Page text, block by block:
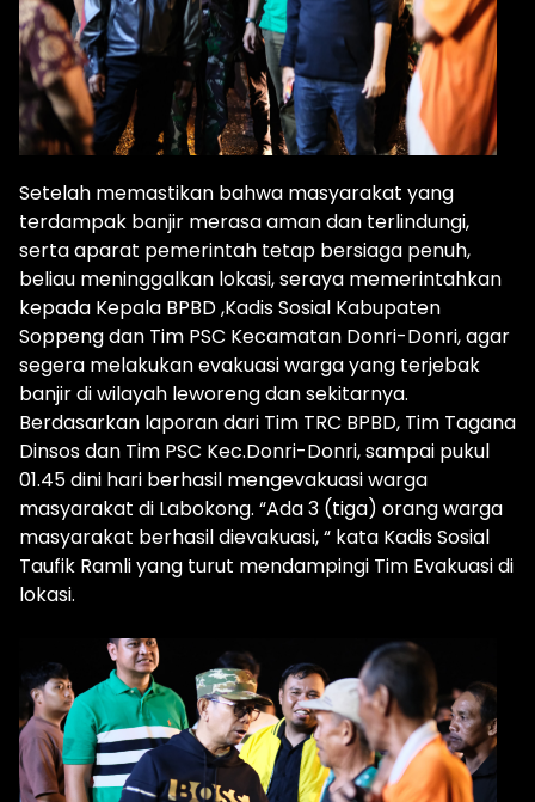
Setelah memastikan bahwa masyarakat yang
terdampak banjir merasa aman dan terlindungi,
serta aparat pemerintah tetap bersiaga penuh,
beliau meninggalkan lokasi, seraya memerintahkan
kepada Kepala BPBD ,Kadis Sosial Kabupaten
Soppeng dan Tim PSC Kecamatan Donri-Donri, agar
segera melakukan evakuasi warga yang terjebak
banjir di wilayah leworeng dan sekitarnya.
Berdasarkan laporan dari Tim TRC BPBD, Tim Tagana
Dinsos dan Tim PSC Kec.Donri-Donri, sampai pukul
01.45 dini hari berhasil mengevakuasi warga
masyarakat di Labokong. “Ada 3 (tiga) orang warga
masyarakat berhasil dievakuasi, “ kata Kadis Sosial
Taufik Ramli yang turut mendampingi Tim Evakuasi di
lokasi.